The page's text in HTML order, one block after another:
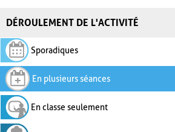
DÉROULEMENT DE L'ACTIVITÉ
Sporadiques
En plusieurs séances
En classe seulement